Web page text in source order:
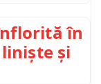
în
și